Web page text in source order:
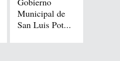
Municipal de
San Luis Pot...